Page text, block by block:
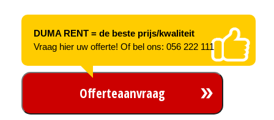
DUMA RENT = de beste prijs/kwaliteit
Vraag hier uw offerte! Of bel ons: 056 222 111
Offerteaanvraag